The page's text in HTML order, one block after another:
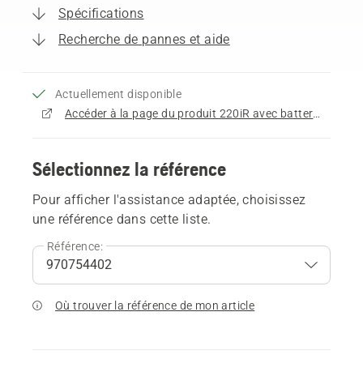
Spécifications
Recherche de pannes et aide
Actuellement disponible
Accéder à la page du produit 220iR avec batterie et chargeur
Sélectionnez la référence
Pour afficher l'assistance adaptée, choisissez
une référence dans cette liste.
Référence:
Où trouver la référence de mon article